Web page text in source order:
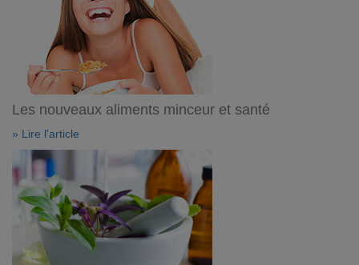
Les nouveaux aliments minceur et santé
» Lire l'article